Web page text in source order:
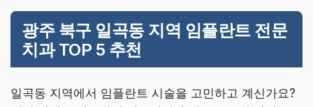
광주 북구 일곡동 지역 임플란트 전문
치과 TOP 5 추천
일곡동 지역에서 임플란트 시술을 고민하고 계신가요?